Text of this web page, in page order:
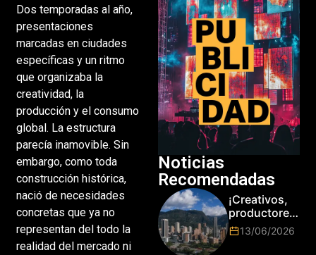
Dos temporadas al año,
presentaciones
marcadas en ciudades
específicas y un ritmo
que organizaba la
creatividad, la
producción y el consumo
global. La estructura
parecía inamovible. Sin
embargo, como toda
construcción histórica,
nació de necesidades
concretas que ya no
representan del todo la
realidad del mercado ni
Noticias
Recomendadas
¡Creativos,
productores
y cracks de
la tecnología
13/06/2026